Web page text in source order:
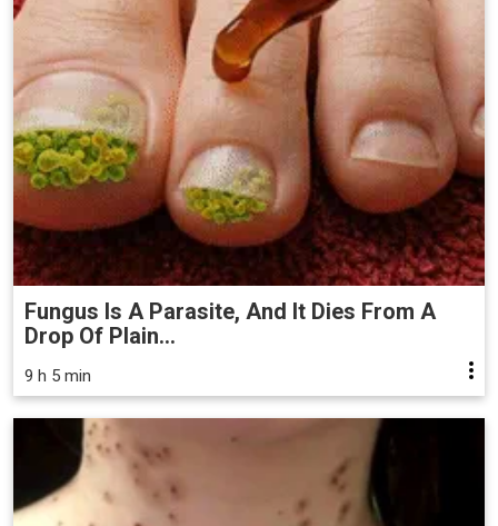
Fungus Is A Parasite, And It Dies From A
Drop Of Plain...
9 h 5 min